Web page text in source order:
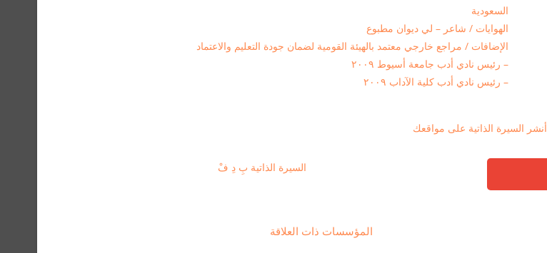
السعودية
الهوايات / شاعر – لي ديوان مطبوع
الإضافات / مراجع خارجي معتمد بالهيئة القومية لضمان جودة التعليم والاعتماد
– رئيس نادي أدب جامعة أسيوط ٢٠٠٩
– رئيس نادي أدب كلية الآداب ٢٠٠٩
أنشر السيرة الذاتية على مواقعك
السيرة الذاتية بِ دِ فْ
المؤسسات ذات العلاقة